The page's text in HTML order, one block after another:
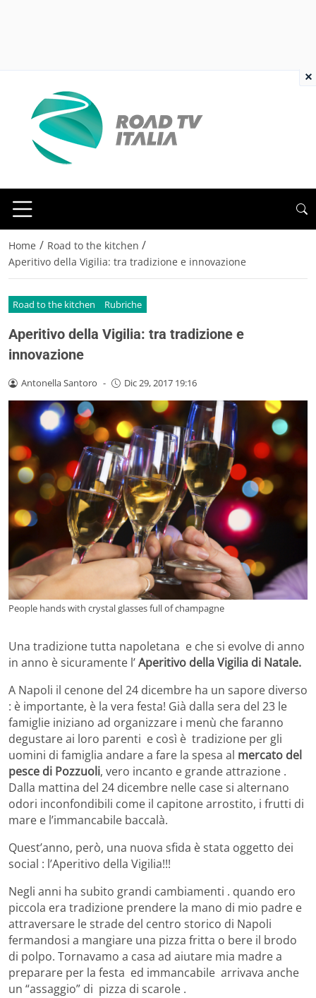
Home / Road to the kitchen /
Aperitivo della Vigilia: tra tradizione e innovazione
Road to the kitchen Rubriche
Aperitivo della Vigilia: tra tradizione e
innovazione
Antonella Santoro - Dic 29, 2017 19:16
People hands with crystal glasses full of champagne
Una tradizione tutta napoletana e che si evolve di anno
in anno è sicuramente l’Aperitivo della Vigilia di Natale.
A Napoli il cenone del 24 dicembre ha un sapore diverso
: è importante, è la vera festa! Già dalla sera del 23 le
famiglie iniziano ad organizzare i menù che faranno
degustare ai loro parenti e così è tradizione per gli
uomini di famiglia andare a fare la spesa al mercato del
pesce di Pozzuoli, vero incanto e grande attrazione .
Dalla mattina del 24 dicembre nelle case si alternano
odori inconfondibili come il capitone arrostito, i frutti di
mare e l’immancabile baccalà.
Quest’anno, però, una nuova sfida è stata oggetto dei
social : l’Aperitivo della Vigilia!!!
Negli anni ha subito grandi cambiamenti . quando ero
piccola era tradizione prendere la mano di mio padre e
attraversare le strade del centro storico di Napoli
fermandosi a mangiare una pizza fritta o bere il brodo
di polpo. Tornavamo a casa ad aiutare mia madre a
preparare per la festa ed immancabile arrivava anche
un “assaggio” di pizza di scarole .
×